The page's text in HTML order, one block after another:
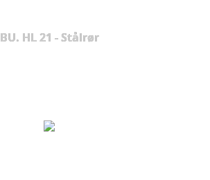
BU. HL 21 - Stålrør